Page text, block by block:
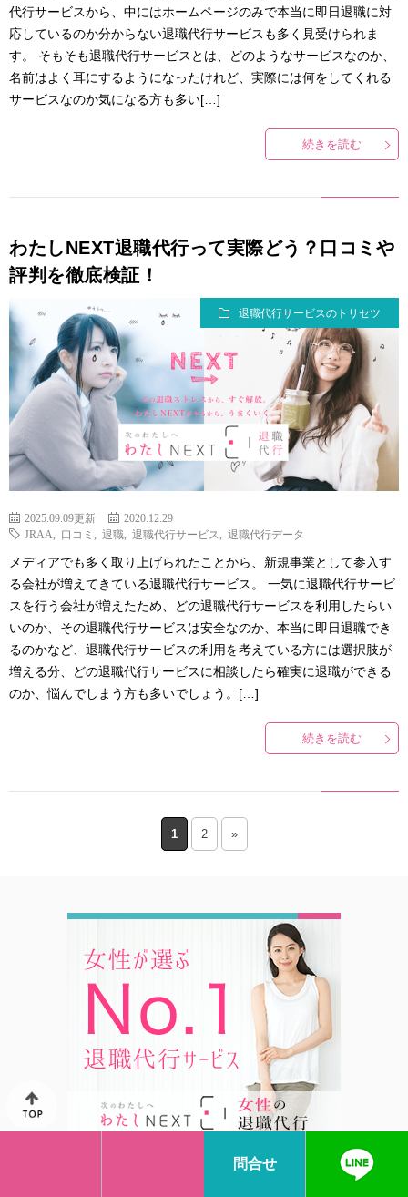
代行サービスから、中にはホームページのみで本当に即日退職に対
応しているのか分からない退職代行サービスも多く見受けられま
す。 そもそも退職代行サービスとは、どのようなサービスなのか、
名前はよく耳にするようになったけれど、実際には何をしてくれる
サービスなのか気になる方も多い[…]
続きを読む
わたしNEXT退職代行って実際どう？口コミや
評判を徹底検証！
退職代行サービスのトリセツ
2025.09.09更新
2020.12.29
JRAA
口コミ 退職 退職代行サービス 退職代行データ
メディアでも多く取り上げられたことから、新規事業として参入す
る会社が増えてきている退職代行サービス。 一気に退職代行サービ
スを行う会社が増えたため、どの退職代行サービスを利用したらい
いのか、その退職代行サービスは安全なのか、本当に即日退職でき
るのかなど、退職代行サービスの利用を考えている方には選択肢が
増える分、どの退職代行サービスに相談したら確実に退職ができる
のか、悩んでしまう方も多いでしょう。[…]
続きを読む
1 2 »
問合せ